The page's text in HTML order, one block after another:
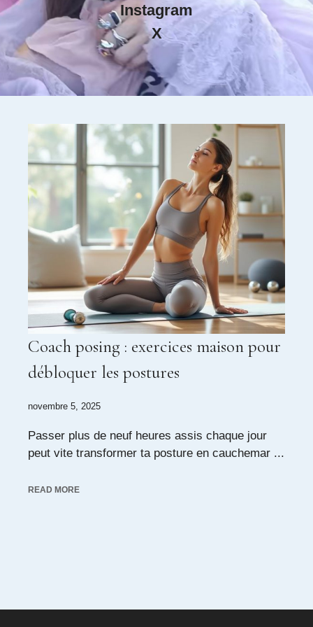
Instagram
X
Coach posing : exercices maison pour
débloquer les postures
novembre 5, 2025
Passer plus de neuf heures assis chaque jour
peut vite transformer ta posture en cauchemar ...
READ MORE